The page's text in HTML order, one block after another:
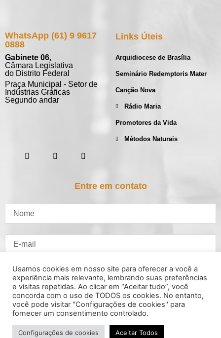
WhatsApp (61) 9 9617
0888
Gabinete 06,
Câmara Legislativa
do Distrito Federal
Praça Municipal - Setor de
Indústrias Gráficas
Segundo andar
Links Úteis
Arquidiocese de Brasília
Seminário Redemptoris Mater
Canção Nova
Rádio Maria
Promotores da Vida
Métodos Naturais
Entre em contato
Usamos cookies em nosso site para oferecer a você a
experiência mais relevante, lembrando suas preferências
e visitas repetidas. Ao clicar em “Aceitar tudo”, você
concorda com o uso de TODOS os cookies. No entanto,
você pode visitar "Configurações de cookies" para
fornecer um consentimento controlado.
Configurações de cookies Aceitar Todos